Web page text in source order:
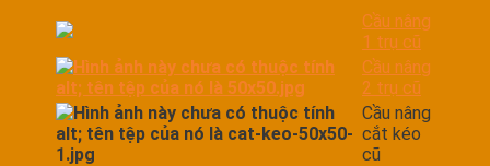
Cầu nâng
1 trụ cũ
Cầu nâng
2 trụ cũ
Cầu nâng
cắt kéo
cũ